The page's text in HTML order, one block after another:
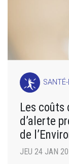
Les coûts
d’alerte
de
JEU 24 JAN